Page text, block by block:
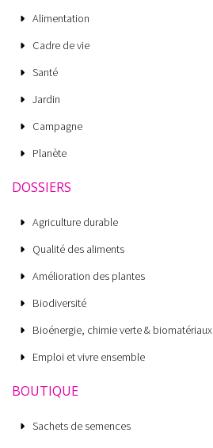
Alimentation
Cadre de vie
Santé
Jardin
Campagne
Planète
DOSSIERS
Agriculture durable
Qualité des aliments
Amélioration des plantes
Biodiversité
Bioénergie, chimie verte & biomatériaux
Emploi et vivre ensemble
BOUTIQUE
Sachets de semences